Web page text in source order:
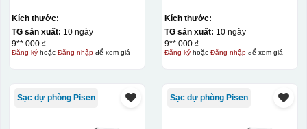
Kích thước:
TG sản xuất: 10 ngày
9**.000 ₫
Đăng kýhoặc Đăng nhậpđể xem giá
Kích thước:
TG sản xuất: 10 ngày
9**.000 ₫
Đăng kýhoặc Đăng nhậpđể xem giá
Sạc dự phòng Pisen Sạc dự phòng Pisen